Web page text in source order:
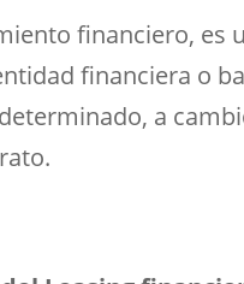
financiero, es
financiera o
a